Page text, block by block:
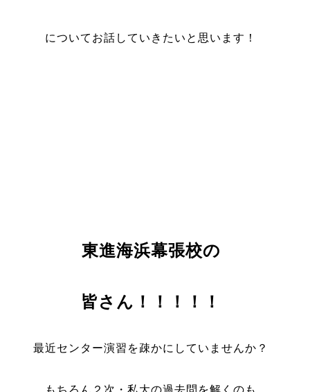
についてお話していきたいと思います！
東進海浜幕張校の
皆さん！！！！！
最近センター演習を疎かにしていませんか？
もちろん２次・私大の過去問を解くのも